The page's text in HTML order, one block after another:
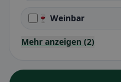
🍷 Weinbar
Mehr anzeigen (2)